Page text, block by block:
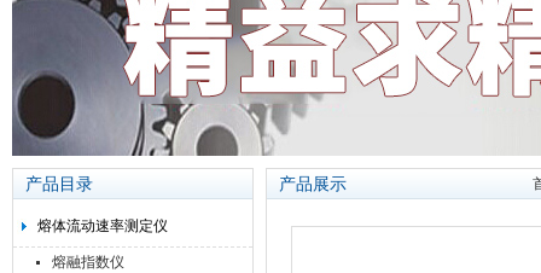
产品目录
熔体流动速率测定仪
熔融指数仪
产品展示